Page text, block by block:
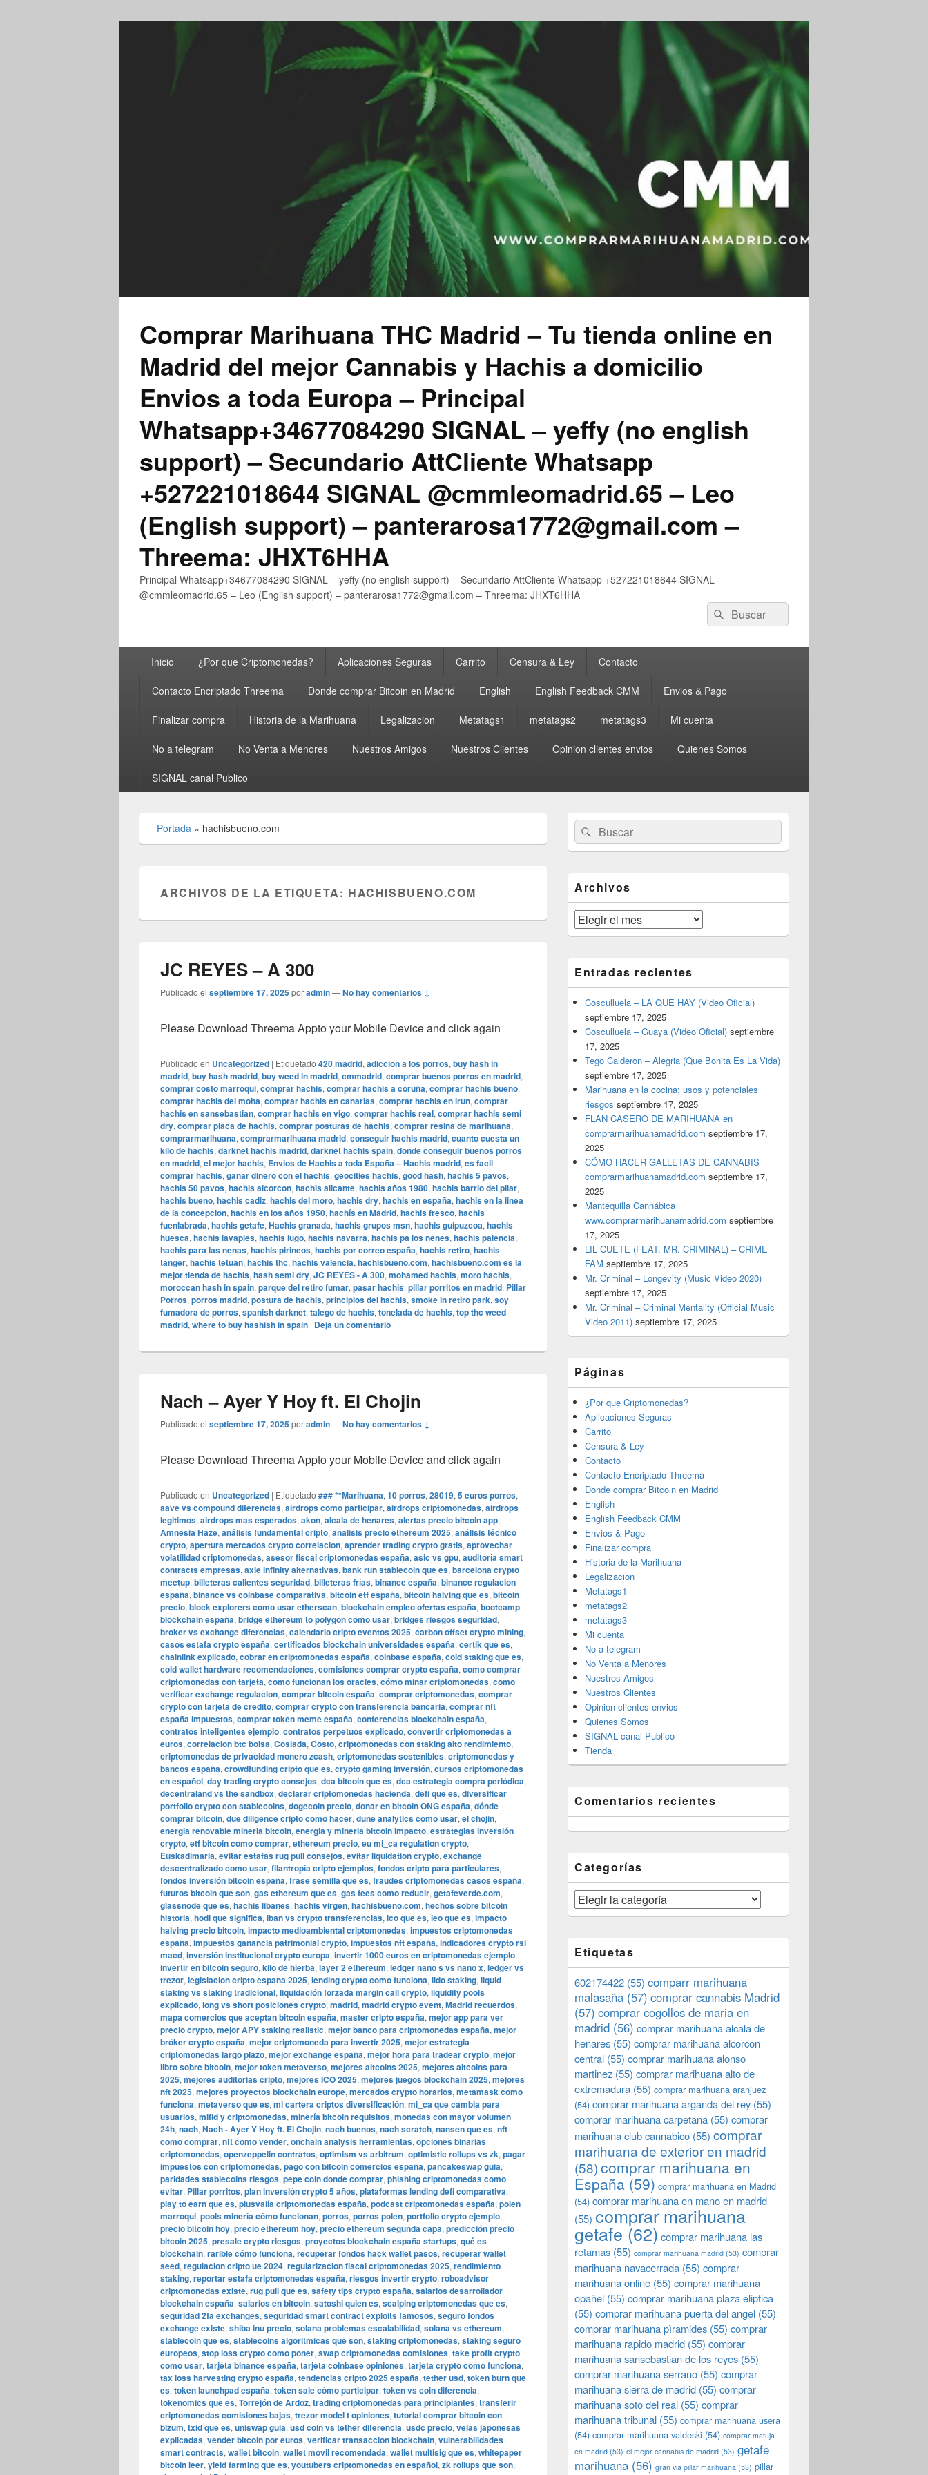
Comprar Marihuana THC Madrid – Tu tienda online en
Madrid del mejor Cannabis y Hachis a domicilio
Envios a toda Europa – Principal
Whatsapp+34677084290 SIGNAL – yeffy (no english
support) – Secundario AttCliente Whatsapp
+527221018644 SIGNAL @cmmleomadrid.65 – Leo
(English support) – panterarosa1772@gmail.com –
Threema: JHXT6HHA
Principal Whatsapp+34677084290 SIGNAL – yeffy (no english support) – Secundario AttCliente Whatsapp +527221018644 SIGNAL
@cmmleomadrid.65 – Leo (English support) – panterarosa1772@gmail.com – Threema: JHXT6HHA
Buscar
por:
Buscar
principalInicio ¿Por que Criptomonedas? Aplicaciones Seguras Carrito Censura & Ley Contacto
Contacto Encriptado Threema Donde comprar Bitcoin en Madrid English English Feedback CMM Envios & Pago
Finalizar compra Historia de la Marihuana Legalizacion Metatags1 metatags2 metatags3 Mi cuenta
No a telegram No Venta a Menores Nuestros Amigos Nuestros Clientes Opinion clientes envios Quienes Somos
SIGNAL canal Publico
Portada » hachisbueno.com
ARCHIVOS DE LA ETIQUETA: HACHISBUENO.COM
JC REYES – A 300
Publicado el septiembre 17, 2025poradmin—No hay comentarios ↓
Please Download Threema Appto your Mobile Device and click again
Publicado en Uncategorized | Etiquetado 420 madrid, adiccion a los porros, buy hash in
madrid, buy hash madrid, buy weed in madrid, cmmadrid, comprar buenos porros en madrid,
comprar costo marroqui, comprar hachis, comprar hachis a coruña, comprar hachis bueno,
comprar hachis del moha, comprar hachis en canarias, comprar hachis en irun, comprar
hachis en sansebastian, comprar hachis en vigo, comprar hachis real, comprar hachis semi
dry, comprar placa de hachis, comprar posturas de hachis, comprar resina de marihuana,
comprarmarihuana, comprarmarihuana madrid, conseguir hachis madrid, cuanto cuesta un
kilo de hachis, darknet hachis madrid, darknet hachis spain, donde conseguir buenos porros
en madrid, el mejor hachis, Envios de Hachis a toda España – Hachis madrid, es facil
comprar hachis, ganar dinero con el hachis, geocities hachis, good hash, hachis 5 pavos,
hachis 50 pavos, hachis alcorcon, hachis alicante, hachis años 1980, hachis barrio del pilar,
hachis bueno, hachis cadiz, hachis del moro, hachis dry, hachis en españa, hachis en la linea
de la concepcion, hachis en los años 1950, hachís en Madrid, hachis fresco, hachis
fuenlabrada, hachis getafe, Hachis granada, hachis grupos msn, hachis guipuzcoa, hachis
huesca, hachis lavapies, hachis lugo, hachis navarra, hachis pa los nenes, hachis palencia,
hachis para las nenas, hachis pirineos, hachis por correo españa, hachis retiro, hachis
tanger, hachis tetuan, hachis thc, hachis valencia, hachisbueno.com, hachisbueno.com es la
mejor tienda de hachis, hash semi dry, JC REYES - A 300, mohamed hachis, moro hachis,
moroccan hash in spain, parque del retiro fumar, pasar hachis, pillar porritos en madrid, Pillar
Porros, porros madrid, postura de hachis, principios del hachis, smoke in retiro park, soy
fumadora de porros, spanish darknet, talego de hachis, tonelada de hachis, top thc weed
madrid, where to buy hashish in spain | Deja un comentario
Nach – Ayer Y Hoy ft. El Chojin
Publicado el septiembre 17, 2025poradmin—No hay comentarios ↓
Please Download Threema Appto your Mobile Device and click again
Publicado en Uncategorized | Etiquetado ### **Marihuana, 10 porros, 28019, 5 euros porros,
aave vs compound diferencias, airdrops como participar, airdrops criptomonedas, airdrops
legitimos, airdrops mas esperados, akon, alcala de henares, alertas precio bitcoin app,
Amnesia Haze, análisis fundamental cripto, analisis precio ethereum 2025, análisis técnico
crypto, apertura mercados crypto correlacion, aprender trading crypto gratis, aprovechar
volatilidad criptomonedas, asesor fiscal criptomonedas españa, asic vs gpu, auditoría smart
contracts empresas, axie infinity alternativas, bank run stablecoin que es, barcelona crypto
meetup, billeteras calientes seguridad, billeteras frías, binance españa, binance regulacion
españa, binance vs coinbase comparativa, bitcoin etf españa, bitcoin halving que es, bitcoin
precio, block explorers como usar etherscan, blockchain empleo ofertas españa, bootcamp
blockchain españa, bridge ethereum to polygon como usar, bridges riesgos seguridad,
broker vs exchange diferencias, calendario cripto eventos 2025, carbon offset crypto mining,
casos estafa crypto españa, certificados blockchain universidades españa, certik que es,
chainlink explicado, cobrar en criptomonedas españa, coinbase españa, cold staking que es,
cold wallet hardware recomendaciones, comisiones comprar crypto españa, como comprar
criptomonedas con tarjeta, como funcionan los oracles, cómo minar criptomonedas, como
verificar exchange regulacion, comprar bitcoin españa, comprar criptomonedas, comprar
crypto con tarjeta de credito, comprar crypto con transferencia bancaria, comprar nft
españa impuestos, comprar token meme españa, conferencias blockchain españa,
contratos inteligentes ejemplo, contratos perpetuos explicado, convertir criptomonedas a
euros, correlacion btc bolsa, Coslada, Costo, criptomonedas con staking alto rendimiento,
criptomonedas de privacidad monero zcash, criptomonedas sostenibles, criptomonedas y
bancos españa, crowdfunding cripto que es, crypto gaming inversión, cursos criptomonedas
en español, day trading crypto consejos, dca bitcoin que es, dca estrategia compra periódica,
decentraland vs the sandbox, declarar criptomonedas hacienda, defi que es, diversificar
portfolio crypto con stablecoins, dogecoin precio, donar en bitcoin ONG españa, dónde
comprar bitcoin, due diligence cripto como hacer, dune analytics como usar, el chojin,
energia renovable mineria bitcoin, energia y mineria bitcoin impacto, estrategias inversión
crypto, etf bitcoin como comprar, ethereum precio, eu mi_ca regulation crypto,
Euskadimaria, evitar estafas rug pull consejos, evitar liquidation crypto, exchange
descentralizado como usar, filantropía cripto ejemplos, fondos cripto para particulares,
fondos inversión bitcoin españa, frase semilla que es, fraudes criptomonedas casos españa,
futuros bitcoin que son, gas ethereum que es, gas fees como reducir, getafeverde.com,
glassnode que es, hachis libanes, hachis virgen, hachisbueno.com, hechos sobre bitcoin
historia, hodl que significa, iban vs crypto transferencias, ico que es, ieo que es, impacto
halving precio bitcoin, impacto medioambiental criptomonedas, impuestos criptomonedas
españa, impuestos ganancia patrimonial crypto, impuestos nft españa, indicadores crypto rsi
macd, inversión institucional crypto europa, invertir 1000 euros en criptomonedas ejemplo,
invertir en bitcoin seguro, kilo de hierba, layer 2 ethereum, ledger nano s vs nano x, ledger vs
trezor, legislacion cripto espana 2025, lending crypto como funciona, lido staking, liquid
staking vs staking tradicional, liquidación forzada margin call crypto, liquidity pools
explicado, long vs short posiciones crypto, madrid, madrid crypto event, Madrid recuerdos,
mapa comercios que aceptan bitcoin españa, master cripto españa, mejor app para ver
precio crypto, mejor APY staking realistic, mejor banco para criptomonedas españa, mejor
bróker crypto españa, mejor criptomoneda para invertir 2025, mejor estrategia
criptomonedas largo plazo, mejor exchange españa, mejor hora para tradear crypto, mejor
libro sobre bitcoin, mejor token metaverso, mejores altcoins 2025, mejores altcoins para
2025, mejores auditorias cripto, mejores ICO 2025, mejores juegos blockchain 2025, mejores
nft 2025, mejores proyectos blockchain europe, mercados crypto horarios, metamask como
funciona, metaverso que es, mi cartera criptos diversificación, mi_ca que cambia para
usuarios, mifid y criptomonedas, minería bitcoin requisitos, monedas con mayor volumen
24h, nach, Nach - Ayer Y Hoy ft. El Chojin, nach buenos, nach scratch, nansen que es, nft
como comprar, nft como vender, onchain analysis herramientas, opciones binarias
criptomonedas, openzeppelin contratos, optimism vs arbitrum, optimistic rollups vs zk, pagar
impuestos con criptomonedas, pago con bitcoin comercios españa, pancakeswap guia,
paridades stablecoins riesgos, pepe coin donde comprar, phishing criptomonedas como
evitar, Pillar porritos, plan inversión crypto 5 años, plataformas lending defi comparativa,
play to earn que es, plusvalía criptomonedas españa, podcast criptomonedas españa, polen
marroqui, pools minería cómo funcionan, porros, porros polen, portfolio crypto ejemplo,
precio bitcoin hoy, precio ethereum hoy, precio ethereum segunda capa, predicción precio
bitcoin 2025, presale crypto riesgos, proyectos blockchain españa startups, qué es
blockchain, rarible cómo funciona, recuperar fondos hack wallet pasos, recuperar wallet
seed, regulacion cripto ue 2024, regularizacion fiscal criptomonedas 2025, rendimiento
staking, reportar estafa criptomonedas españa, riesgos invertir crypto, roboadvisor
criptomonedas existe, rug pull que es, safety tips crypto españa, salarios desarrollador
blockchain españa, salarios en bitcoin, satoshi quien es, scalping criptomonedas que es,
seguridad 2fa exchanges, seguridad smart contract exploits famosos, seguro fondos
exchange existe, shiba inu precio, solana problemas escalabilidad, solana vs ethereum,
stablecoin que es, stablecoins algoritmicas que son, staking criptomonedas, staking seguro
europeos, stop loss crypto como poner, swap criptomonedas comisiones, take profit crypto
como usar, tarjeta binance españa, tarjeta coinbase opiniones, tarjeta crypto como funciona,
tax loss harvesting crypto españa, tendencias cripto 2025 españa, tether usd, token burn que
es, token launchpad españa, token sale cómo participar, token vs coin diferencia,
tokenomics que es, Torrejón de Ardoz, trading criptomonedas para principiantes, transferir
criptomonedas comisiones bajas, trezor model t opiniones, tutorial comprar bitcoin con
bizum, txid que es, uniswap guia, usd coin vs tether diferencia, usdc precio, velas japonesas
explicadas, vender bitcoin por euros, verificar transaccion blockchain, vulnerabilidades
smart contracts, wallet bitcoin, wallet movil recomendada, wallet multisig que es, whitepaper
bitcoin leer, yield farming que es, youtubers criptomonedas en español, zk rollups que son,
área
de
widget
lateral
primaria
Buscar
por:
Buscar
Archivos
Archivos
Entradas recientes
Cosculluela – LA QUE HAY (Video Oficial)
septiembre 17, 2025
Cosculluela – Guaya (Video Oficial) septiembre
17, 2025
Tego Calderon – Alegria (Que Bonita Es La Vida)
septiembre 17, 2025
Marihuana en la cocina: usos y potenciales
riesgos septiembre 17, 2025
FLAN CASERO DE MARIHUANA en
comprarmarihuanamadrid.com septiembre 17,
2025
CÓMO HACER GALLETAS DE CANNABIS
comprarmarihuanamadrid.com septiembre 17,
2025
Mantequilla Cannábica
www.comprarmarihuanamadrid.com septiembre
17, 2025
LIL CUETE (FEAT. MR. CRIMINAL) – CRIME
FAM septiembre 17, 2025
Mr. Criminal – Longevity (Music Video 2020)
septiembre 17, 2025
Mr. Criminal – Criminal Mentality (Official Music
Video 2011) septiembre 17, 2025
Páginas
¿Por que Criptomonedas?
Aplicaciones Seguras
Carrito
Censura & Ley
Contacto
Contacto Encriptado Threema
Donde comprar Bitcoin en Madrid
English
English Feedback CMM
Envios & Pago
Finalizar compra
Historia de la Marihuana
Legalizacion
Metatags1
metatags2
metatags3
Mi cuenta
No a telegram
No Venta a Menores
Nuestros Amigos
Nuestros Clientes
Opinion clientes envios
Quienes Somos
SIGNAL canal Publico
Tienda
Comentarios recientes
Categorías
Categorías
Etiquetas
602174422 (55) comparr marihuana
malasaña (57) comprar cannabis Madrid
(57) comprar cogollos de maria en
madrid (56) comprar marihuana alcala de
henares (55) comprar marihuana alcorcon
central (55) comprar marihuana alonso
martinez (55) comprar marihuana alto de
extremadura (55) comprar marihuana aranjuez
(54) comprar marihuana arganda del rey (55)
comprar marihuana carpetana (55) comprar
marihuana club cannabico (55) comprar
marihuana de exterior en madrid
(58)comprar marihuana en
España (59) comprar marihuana en Madrid
(54) comprar marihuana en mano en madrid
(55) comprar marihuana
getafe (62) comprar marihuana las
retamas (55) comprar marihuana madrid (53) comprar
marihuana navacerrada (55) comprar
marihuana online (55) comprar marihuana
opañel (55) comprar marihuana plaza eliptica
(55) comprar marihuana puerta del angel (55)
comprar marihuana pìramides (55) comprar
marihuana rapido madrid (55) comprar
marihuana sansebastian de los reyes (55)
comprar marihuana serrano (55) comprar
marihuana sierra de madrid (55) comprar
marihuana soto del real (55) comprar
marihuana tribunal (55) comprar marihuana usera
(54) comprar marihuana valdeski (54) comprar matuja
en madrid (53) el mejor cannabis de madrid (53) getafe
marihuana (56) gran via pillar marihuana (53) pillar